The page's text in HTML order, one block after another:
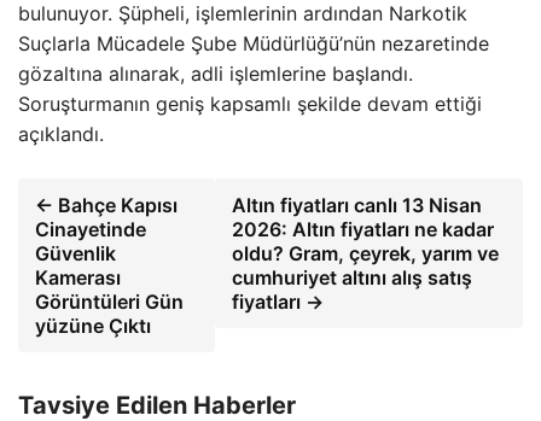
bulunuyor. Şüpheli, işlemlerinin ardından Narkotik
Suçlarla Mücadele Şube Müdürlüğü’nün nezaretinde
gözaltına alınarak, adli işlemlerine başlandı.
Soruşturmanın geniş kapsamlı şekilde devam ettiği
açıklandı.
← Bahçe Kapısı
Cinayetinde
Güvenlik
Kamerası
Görüntüleri Gün
yüzüne Çıktı
Altın fiyatları canlı 13 Nisan
2026: Altın fiyatları ne kadar
oldu? Gram, çeyrek, yarım ve
cumhuriyet altını alış satış
fiyatları →
Tavsiye Edilen Haberler